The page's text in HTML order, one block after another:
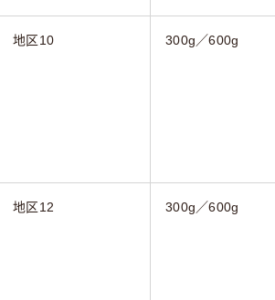
地区10 300g／600g
地区12 300g／600g